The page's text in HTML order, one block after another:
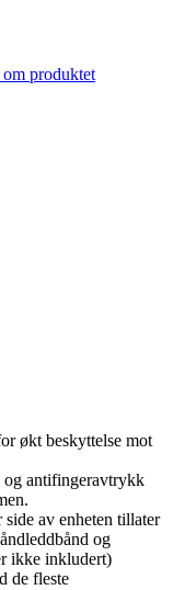
produktet
økt beskyttelse mot
og antifingeravtrykk
av enheten tillater
og
ikke inkludert)
de fleste